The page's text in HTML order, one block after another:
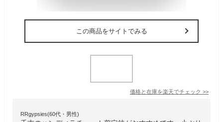
この商品をサイトでみる
価格と在庫を楽天でチェック >>
RRgypsies(60代・男性)